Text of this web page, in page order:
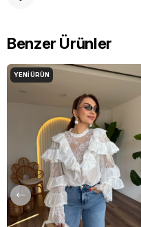
Benzer Ürünler
YENI ÜRÜN